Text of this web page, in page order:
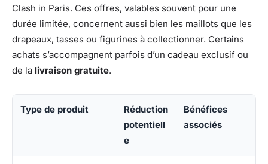
Clash in Paris. Ces offres, valables souvent pour une
durée limitée, concernent aussi bien les maillots que les
drapeaux, tasses ou figurines à collectionner. Certains
achats s’accompagnent parfois d’un cadeau exclusif ou
de la livraison gratuite.
Type de produit
Réduction
potentiell
e
Bénéfices
associés